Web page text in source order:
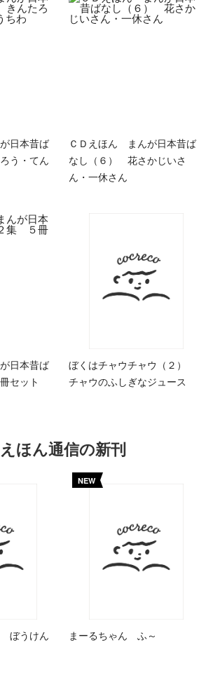
日本昔ば
う・てん
ＣＤえほん まんが日本昔ば
なし（６） 花さかじいさ
ん・一休さん
日本昔ば
セット
ぼくはチャウチャウ（２）
チャウのふしぎなジュース
えほん通信の新刊
ぼうけん
NEW
まーるちゃん ふ～